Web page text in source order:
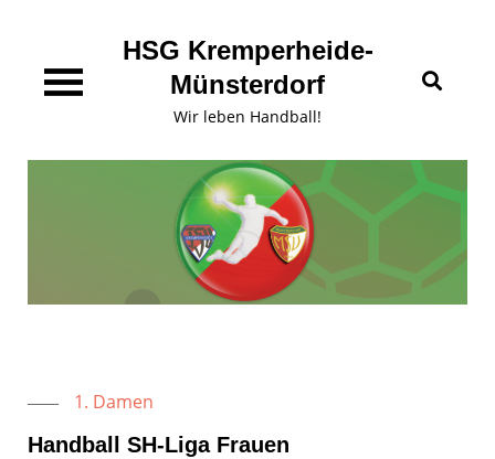
content
HSG Kremperheide-
Münsterdorf
Wir leben Handball!
1. Damen
Handball SH-Liga Frauen